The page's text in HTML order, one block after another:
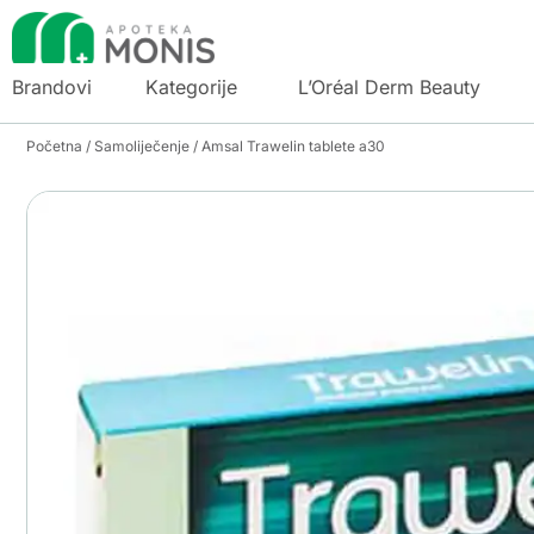
Brandovi Kategorije L’Oréal Derm Beauty
Početna / Samoliječenje / Amsal Trawelin tablete a30